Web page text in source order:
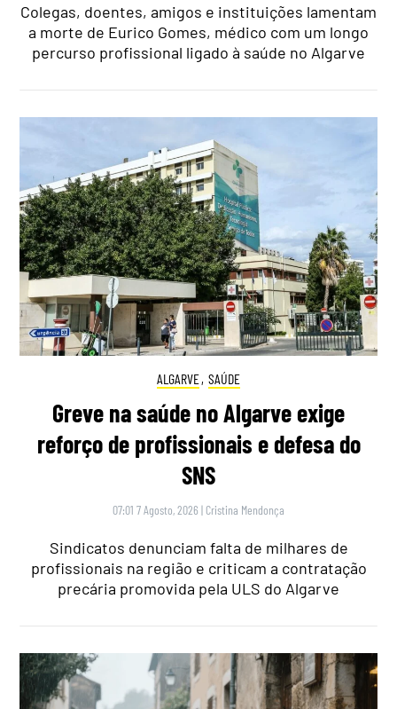
Colegas, doentes, amigos e instituições lamentam
a morte de Eurico Gomes, médico com um longo
percurso profissional ligado à saúde no Algarve
ALGARVE, SAÚDE
Greve na saúde no Algarve exige
reforço de profissionais e defesa do
SNS
07:01 7 Agosto, 2026 | Cristina Mendonça
Sindicatos denunciam falta de milhares de
profissionais na região e criticam a contratação
precária promovida pela ULS do Algarve